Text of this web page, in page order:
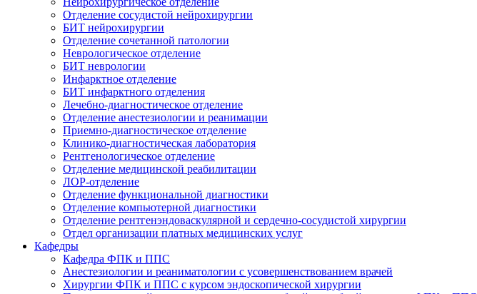
Отделение сосудистой нейрохирургии
БИТ нейрохирургии
Отделение сочетанной патологии
Неврологическое отделение
БИТ неврологии
Инфарктное отделение
БИТ инфарктного отделения
Лечебно-диагностическое отделение
Отделение анестезиологии и реанимации
Приемно-диагностическое отделение
Клинико-диагностическая лаборатория
Рентгенологическое отделение
Отделение медицинской реабилитации
ЛОР-отделение
Отделение функциональной диагностики
Отделение компьютерной диагностики
Отделение рентгенэндоваскулярной и сердечно-сосудистой хирургии
Отдел организации платных медицинских услуг
Кафедры
Кафедра ФПК и ППС
Анестезиологии и реаниматологии с усовершенствованием врачей
Хирургии ФПК и ППС с курсом эндоскопической хирургии